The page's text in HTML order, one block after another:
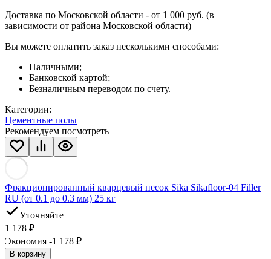
Доставка по Московской области - от 1 000 руб. (в
зависимости от района Московской области)
Вы можете оплатить заказ несколькими способами:
Наличными;
Банковской картой;
Безналичным переводом по счету.
Категории:
Цементные полы
Рекомендуем посмотреть
Фракционированный кварцевый песок Sika Sikafloor-04 Filler
RU (от 0.1 до 0.3 мм) 25 кг
Уточняйте
1 178 ₽
Экономия -1 178 ₽
В корзину